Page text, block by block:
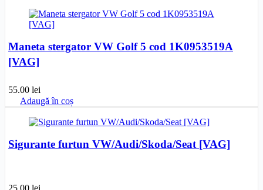
Maneta stergator VW Golf 5 cod 1K0953519A
[VAG]
55.00 lei
Adaugă în coș
Sigurante furtun VW/Audi/Skoda/Seat [VAG]
25.00 lei